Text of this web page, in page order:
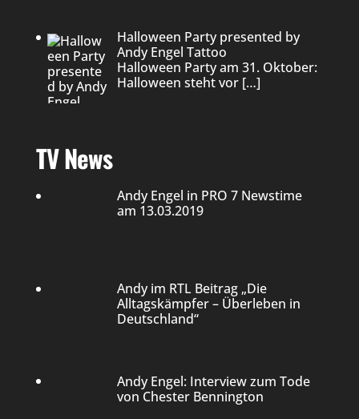
Halloween Party presented by
Andy Engel Tattoo
Halloween Party am 31. Oktober:
Halloween steht vor […]
TV News
Andy Engel in PRO 7 Newstime
am 13.03.2019
Andy im RTL Beitrag „Die
Alltagskämpfer – Überleben in
Deutschland“
Andy Engel: Interview zum Tode
von Chester Bennington